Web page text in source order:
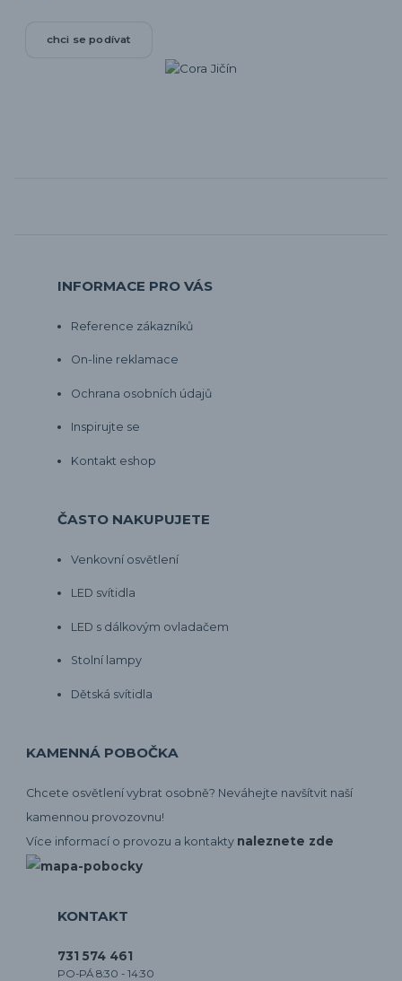
chci se podívat
INFORMACE PRO VÁS
Reference zákazníků
On-line reklamace
Ochrana osobních údajů
Inspirujte se
Kontakt eshop
ČASTO NAKUPUJETE
Venkovní osvětlení
LED svítidla
LED s dálkovým ovladačem
Stolní lampy
Dětská svítidla
KAMENNÁ POBOČKA
Chcete osvětlení vybrat osobně? Neváhejte navšítvit naší
kamennou provozovnu!
Více informací o provozu a kontakty naleznete zde
KONTAKT
731 574 461
PO-PÁ 8:30 - 14:30